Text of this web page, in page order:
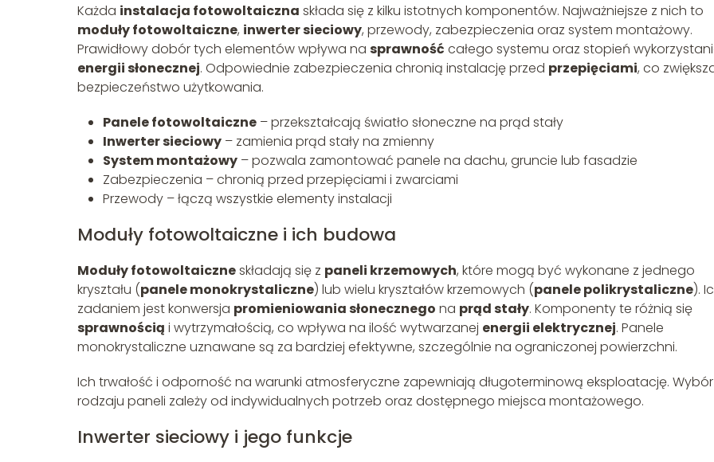
Każda instalacja fotowoltaiczna składa się z kilku istotnych komponentów. Najważniejsze z nich to
moduły fotowoltaiczne, inwerter sieciowy, przewody, zabezpieczenia oraz system montażowy.
Prawidłowy dobór tych elementów wpływa na sprawność całego systemu oraz stopień
energii słonecznej. Odpowiednie zabezpieczenia chronią instalację przed przepięciami, co
bezpieczeństwo użytkowania.
Panele fotowoltaiczne – przekształcają światło słoneczne na prąd stały
Inwerter sieciowy – zamienia prąd stały na zmienny
System montażowy – pozwala zamontować panele na dachu, gruncie lub fasadzie
Zabezpieczenia – chronią przed przepięciami i zwarciami
Przewody – łączą wszystkie elementy instalacji
Moduły fotowoltaiczne i ich budowa
Moduły fotowoltaiczneskładają się z paneli krzemowych, które mogą być wykonane z jednego
kryształu (panele monokrystaliczne) lub wielu kryształów krzemowych (panele polikrystaliczne).
zadaniem jest konwersja promieniowania słonecznego na prąd stały. Komponenty te różnią się
sprawnością i wytrzymałością, co wpływa na ilość wytwarzanej energii elektrycznej. Panele
monokrystaliczne uznawane są za bardziej efektywne, szczególnie na ograniczonej powierzchni.
Ich trwałość i odporność na warunki atmosferyczne zapewniają długoterminową eksploatację. Wybór
rodzaju paneli zależy od indywidualnych potrzeb oraz dostępnego miejsca montażowego.
Inwerter sieciowy i jego funkcje